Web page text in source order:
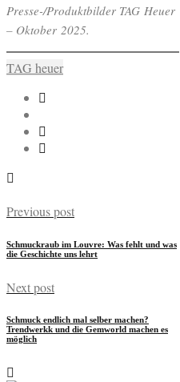
Presse-/Produktbilder TAG Heuer
– Oktober 2025.
TAG heuer
Previous post
Schmuckraub im Louvre: Was fehlt und was
die Geschichte uns lehrt
Next post
Schmuck endlich mal selber machen?
Trendwerkk und die Gemworld machen es
möglich